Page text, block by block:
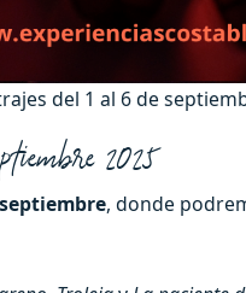
del 1 al 6 de
2025
, donde